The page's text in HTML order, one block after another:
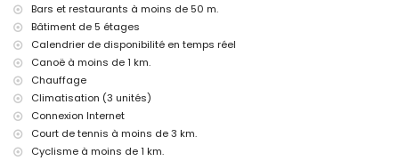
Installations et services inclus dans le prix de location de
l'appartement
linge de lit et serviettes
service de réception et service d'urgence 24 heures sur 24
chauffage et climatisation
Installations et services avec supplément
lit supplémentaire et lit bébé/berceau (sur demande)
Bars et restaurants à moins de 50 m.
Bâtiment de 5 étages
Calendrier de disponibilité en temps réel
Canoë à moins de 1 km.
Chauffage
Climatisation (3 unités)
Connexion Internet
Court de tennis à moins de 3 km.
Cyclisme à moins de 1 km.